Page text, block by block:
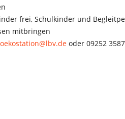
frei, Schulkinder und
mitbringen
oekostation@lbv.de oder 09252